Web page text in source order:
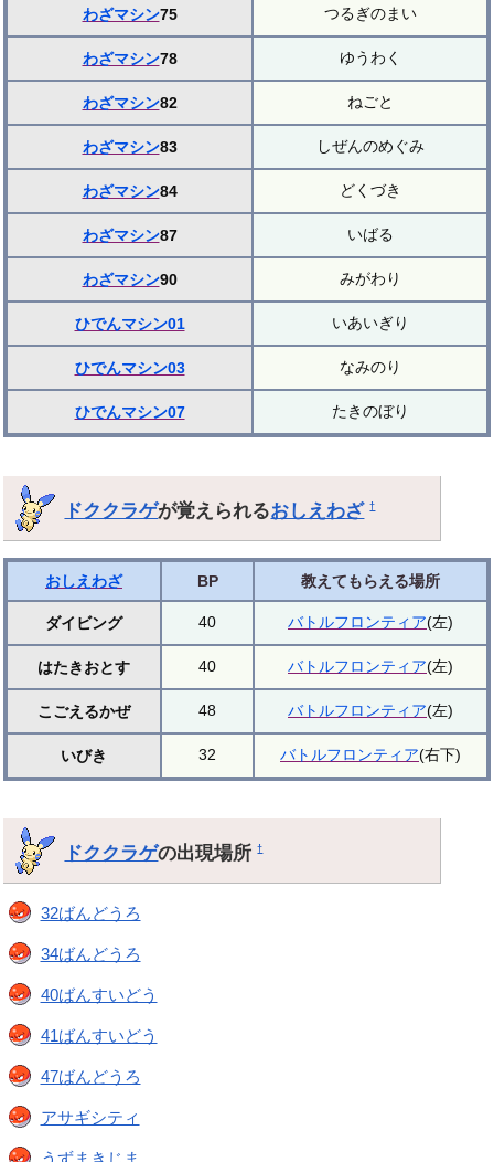
わざマシン75 つるぎのまい
わざマシン78 ゆうわく
わざマシン82 ねごと
わざマシン83 しぜんのめぐみ
わざマシン84 どくづき
わざマシン87 いばる
わざマシン90 みがわり
ひでんマシン01 いあいぎり
ひでんマシン03 なみのり
ひでんマシン07 たきのぼり
ドククラゲが覚えられるおしえわざ †
おしえわざ BP 教えてもらえる場所
ダイビング 40 バトルフロンティア(左)
はたきおとす 40 バトルフロンティア(左)
こごえるかぜ 48 バトルフロンティア(左)
いびき 32 バトルフロンティア(右下)
ドククラゲの出現場所†
32ばんどうろ
34ばんどうろ
40ばんすいどう
41ばんすいどう
47ばんどうろ
アサギシティ
うずまきじま